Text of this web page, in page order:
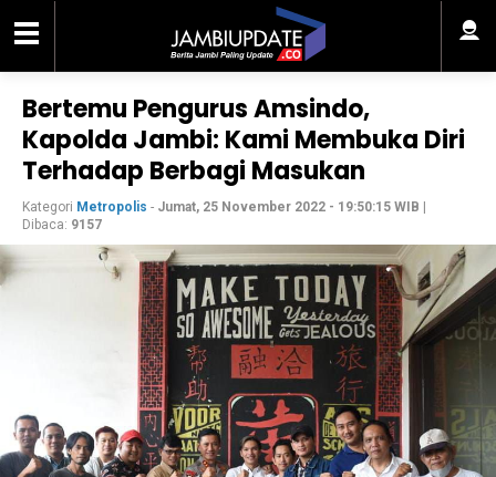
Bertemu Pengurus Amsindo,
Kapolda Jambi: Kami Membuka Diri
Terhadap Berbagi Masukan
Kategori Metropolis - Jumat, 25 November 2022 - 19:50:15 WIB
Dibaca: 9157